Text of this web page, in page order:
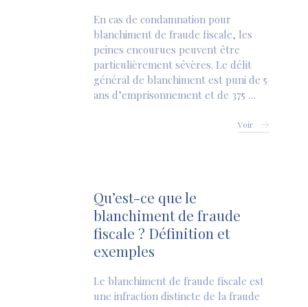
En cas de condamnation pour
blanchiment de fraude fiscale, les
peines encourues peuvent être
particulièrement sévères. Le délit
général de blanchiment est puni de 5
ans d’emprisonnement et de 375 …
Voir
Qu’est-ce que le
blanchiment de fraude
fiscale ? Définition et
exemples
Le blanchiment de fraude fiscale est
une infraction distincte de la fraude